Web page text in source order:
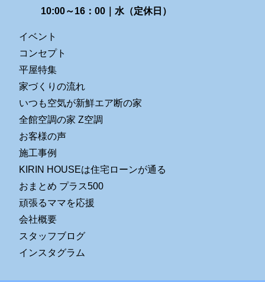
10:00～16：00｜水（定休日）
イベント
コンセプト
平屋特集
家づくりの流れ
いつも空気が新鮮エア断の家
全館空調の家 Z空調
お客様の声
施工事例
KIRIN HOUSEは住宅ローンが通る
おまとめ プラス500
頑張るママを応援
会社概要
スタッフブログ
インスタグラム